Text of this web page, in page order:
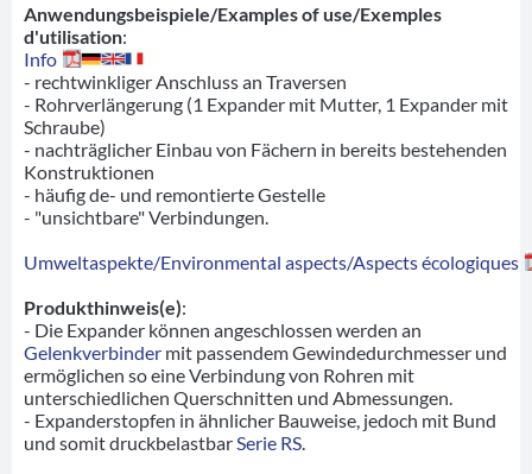
Anwendungsbeispiele/Examples of use/Exemples
d'utilisation:
Info
- rechtwinkliger Anschluss an Traversen
- Rohrverlängerung (1 Expander mit Mutter, 1 Expander mit
Schraube)
- nachträglicher Einbau von Fächern in bereits bestehenden
Konstruktionen
- häufig de- und remontierte Gestelle
- "unsichtbare" Verbindungen.
Umweltaspekte/Environmental aspects/Aspects écologiques
Produkthinweis(e):
- Die Expander können angeschlossen werden an
Gelenkverbinder mit passendem Gewindedurchmesser und
ermöglichen so eine Verbindung von Rohren mit
unterschiedlichen Querschnitten und Abmessungen.
- Expanderstopfen in ähnlicher Bauweise, jedoch mit Bund
und somit druckbelastbar Serie RS